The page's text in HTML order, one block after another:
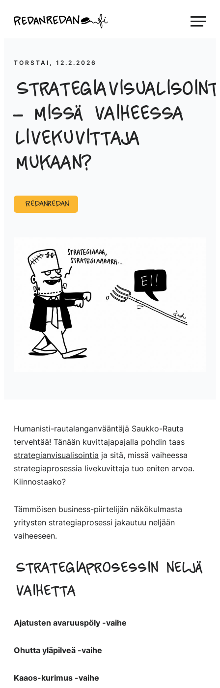
suoraan
Linda Saukko-Rauta, Redanredan Oy
piirrosvideoita
TORSTAI, 12.2.2026
– missä vaiheessa
livekuvittaja
mukaan?
Redanredan
Humanisti-rautalanganvääntäjä Saukko-Rauta
tervehtää! Tänään kuvittajapajalla pohdin taas
strategianvisualisointia ja sitä, missä vaiheessa
strategiaprosessia livekuvittaja tuo eniten arvoa.
Kiinnostaako?
Tämmöisen business-piirtelijän näkökulmasta
yritysten strategiaprosessi jakautuu neljään
vaiheeseen.
Strategiaprosessin neljä
vaihetta
Ajatusten avaruuspöly -vaihe
Ohutta yläpilveä -vaihe
Kaaos-kurimus -vaihe